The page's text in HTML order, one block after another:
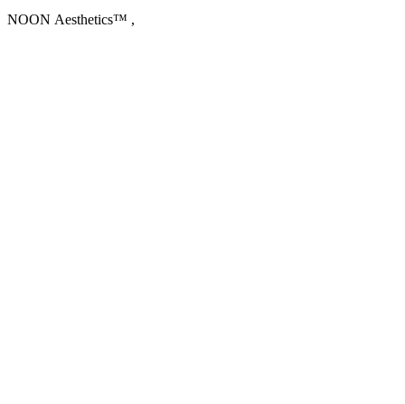
NOON Aesthetics™ ,